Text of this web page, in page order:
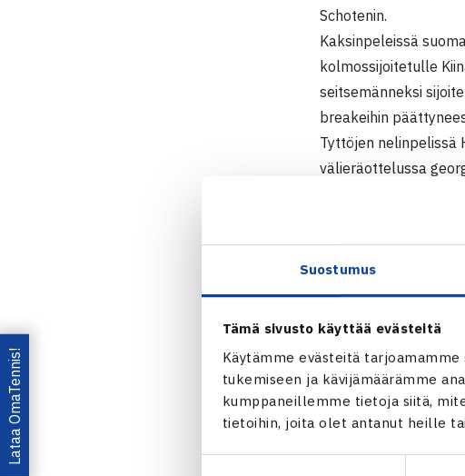
Suostumus
Tämä sivusto käyttää evästeitä
Käytämme evästeitä
tukemiseen ja kävijämäärämme
kumppaneillemme tietoja siitä,
tietoihin, joita olet antanut heille
Schotenin.
Kaksinpeleissä
kolmossijoitetulle
seitsemänneksi
breakeihin
Tyttöjen nelinpelissä
välieräottelussa
29.11.-7.12.2014
Poikien kaksinpeli
3.kierrosta: Sergiu
Vela Italia 62 60
Puolivälieriä: Zhao
Lataa OmaTennis!